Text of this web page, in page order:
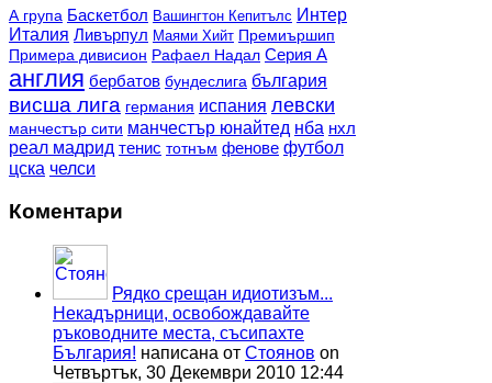
А група Баскетбол Вашингтон Кепитълс Интер
Италия Ливърпул Маями Хийт Премиършип
Примера дивисион Рафаел Надал Серия А
англия бербатов бундеслига българия
висша лига германия испания левски
манчестър сити манчестър юнайтед нба нхл
реал мадрид тенис тотнъм фенове футбол
цска челси
Коментари
Рядко срещан идиотизъм...
Некадърници, освобождавайте
ръководните места, съсипахте
България! написана от Стоянов on
Четвъртък, 30 Декември 2010 12:44